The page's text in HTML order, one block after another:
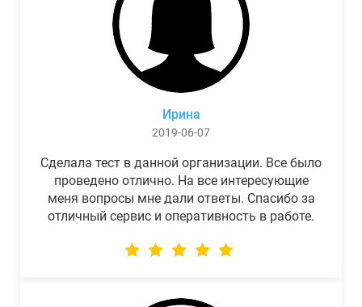
Ирина
2019-06-07
Сделала тест в данной организации. Все было
проведено отлично. На все интересующие
меня вопросы мне дали ответы. Спасибо за
отличный сервис и оперативность в работе.